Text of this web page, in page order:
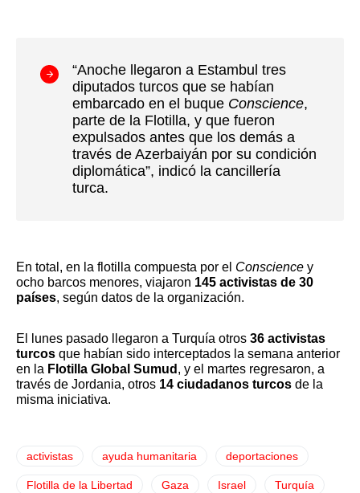
“Anoche llegaron a Estambul tres
diputados turcos que se habían
embarcado en el buque Conscience,
parte de la Flotilla, y que fueron
expulsados antes que los demás a
través de Azerbaiyán por su condición
diplomática”, indicó la cancillería
turca.
En total, en la flotilla compuesta por el Conscience y
ocho barcos menores, viajaron 145 activistas de 30
países, según datos de la organización.
El lunes pasado llegaron a Turquía otros 36 activistas
turcos que habían sido interceptados la semana anterior
en la Flotilla Global Sumud , y el martes regresaron, a
través de Jordania, otros 14 ciudadanos turcos de la
misma iniciativa.
activistas ayuda humanitaria deportaciones
Flotilla de la Libertad Gaza Israel Turquía